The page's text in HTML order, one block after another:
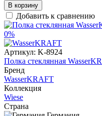
В корзину
Добавить к сравнению
0%
Артикул: K-8924
Полка стеклянная
Бренд
WasserKRAFT
Коллекция
Wiese
Страна